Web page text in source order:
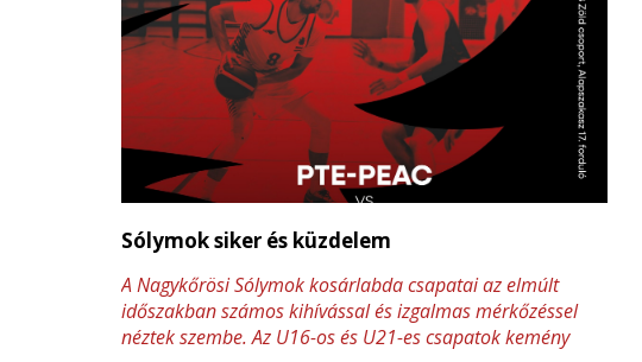
Sólymok siker és küzdelem
A Nagykőrösi Sólymok kosárlabda csapatai az elmúlt
időszakban számos kihívással és izgalmas mérkőzéssel
néztek szembe. Az U16-os és U21-es csapatok kemény